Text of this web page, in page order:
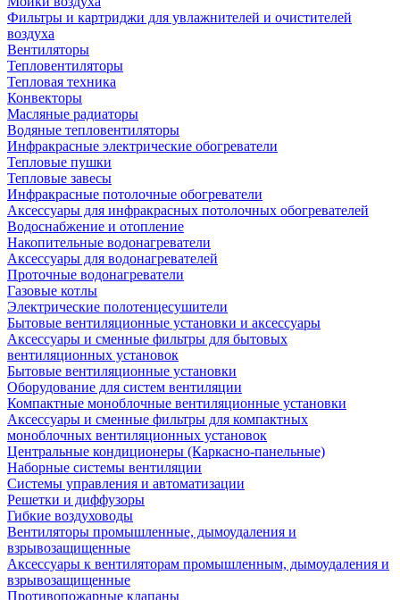
Фильтры и картриджи для увлажнителей и очистителей
воздуха
Вентиляторы
Тепловентиляторы
Тепловая техника
Конвекторы
Масляные радиаторы
Водяные тепловентиляторы
Инфракрасные электрические обогреватели
Тепловые пушки
Тепловые завесы
Инфракрасные потолочные обогреватели
Аксессуары для инфракрасных потолочных обогревателей
Водоснабжение и отопление
Накопительные водонагреватели
Аксессуары для водонагревателей
Проточные водонагреватели
Газовые котлы
Электрические полотенцесушители
Бытовые вентиляционные установки и аксессуары
Аксессуары и сменные фильтры для бытовых
вентиляционных установок
Бытовые вентиляционные установки
Оборудование для систем вентиляции
Компактные моноблочные вентиляционные установки
Аксессуары и сменные фильтры для компактных
моноблочных вентиляционных установок
Центральные кондиционеры (Каркасно-панельные)
Наборные системы вентиляции
Системы управления и автоматизации
Решетки и диффузоры
Гибкие воздуховоды
Вентиляторы промышленные, дымоудаления и
взрывозащищенные
Аксессуары к вентиляторам промышленным, дымоудаления и
взрывозащищенные
Противопожарные клапаны